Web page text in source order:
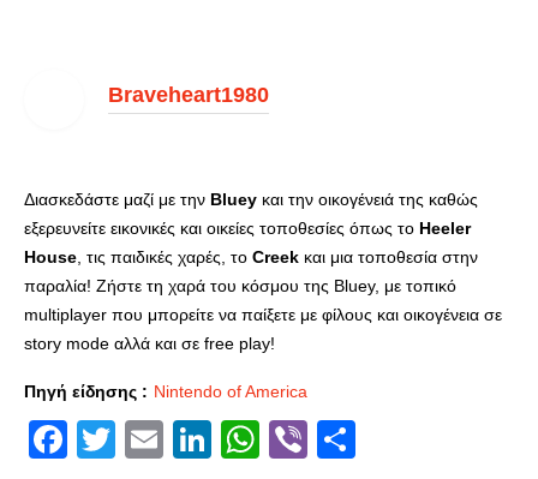
Braveheart1980
Διασκεδάστε μαζί με την Bluey και την οικογένειά της καθώς
εξερευνείτε εικονικές και οικείες τοποθεσίες όπως το Heeler
House , τις παιδικές χαρές, το Creek και μια τοποθεσία στην
παραλία! Ζήστε τη χαρά του κόσμου της Bluey, με τοπικό
multiplayer που μπορείτε να παίξετε με φίλους και οικογένεια σε
story mode αλλά και σε free play!
Πηγή είδησης : Nintendo of America
Facebook
Twitter
EmailLinkedIn
WhatsApp
Viber